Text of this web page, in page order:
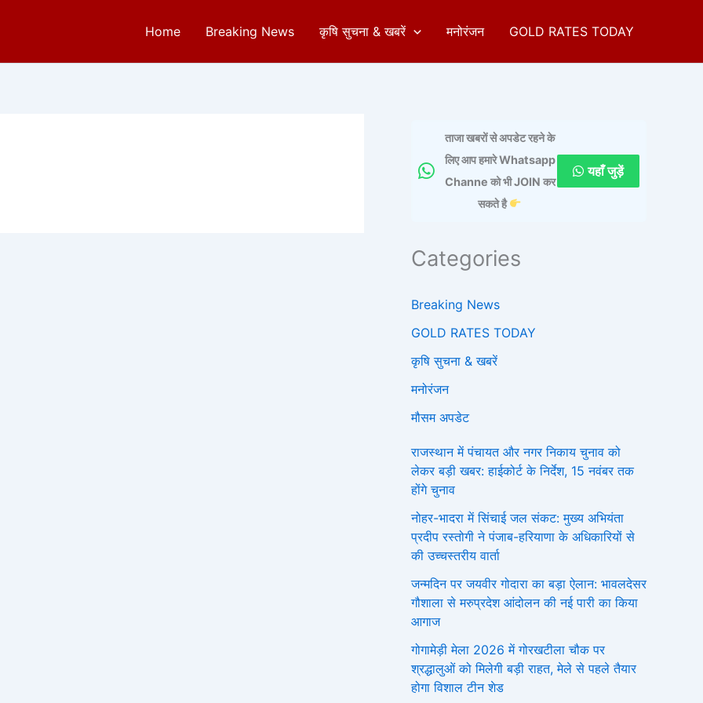
Home Breaking News कृषि सुचना & खबरें मनोरंजन GOLD RATES TODAY
ताजा खबरों से अपडेट रहने के
लिए आप हमारे Whatsapp
Channe को भी JOIN कर
सकते है
यहाँ जुड़ें
Categories
Breaking News
GOLD RATES TODAY
कृषि सुचना & खबरें
मनोरंजन
मौसम अपडेट
राजस्थान में पंचायत और नगर निकाय चुनाव को
लेकर बड़ी खबर: हाईकोर्ट के निर्देश, 15 नवंबर तक
होंगे चुनाव
नोहर-भादरा में सिंचाई जल संकट: मुख्य अभियंता
प्रदीप रस्तोगी ने पंजाब-हरियाणा के अधिकारियों से
की उच्चस्तरीय वार्ता
जन्मदिन पर जयवीर गोदारा का बड़ा ऐलान: भावलदेसर
गौशाला से मरुप्रदेश आंदोलन की नई पारी का किया
आगाज
गोगामेड़ी मेला 2026 में गोरखटीला चौक पर
श्रद्धालुओं को मिलेगी बड़ी राहत, मेले से पहले तैयार
होगा विशाल टीन शेड